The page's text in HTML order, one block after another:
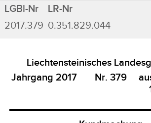
LGBl-Nr
LR-Nr
2017.379 0.351.829.044